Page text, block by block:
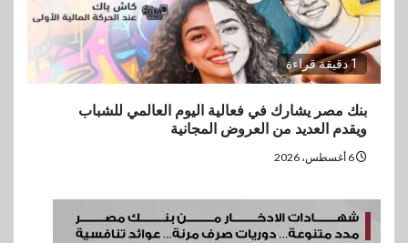
1 دقيقة قراءة
بنك مصر يشارك في فعالية اليوم العالمي للشباب
ويقدم العديد من العروض المجانية